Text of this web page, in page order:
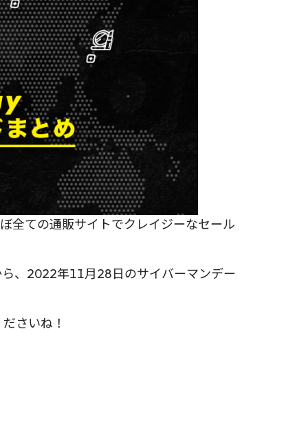
全ての通販サイトでクレイジーなセール
、2022年11月28日のサイバーマンデー
さいね！